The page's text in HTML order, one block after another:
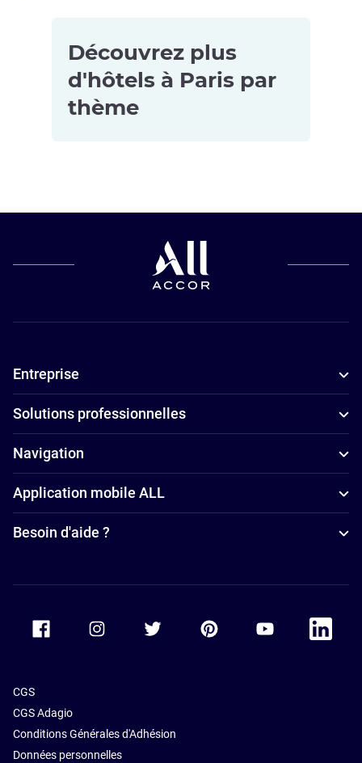
Découvrez plus
d'hôtels à Paris par
thème
les petits
Paris
Hôtels
adaptés aux
familles à
Paris
Hôtels avec
spa à Paris
Hôtels avec
Hôtels avec
piscine à
Hôtels de
d’affaires à
Paris
petit-déjeuner
à Paris
Appart'hôtels
Entreprise
Solutions professionnelles
Navigation
Application mobile ALL
Besoin d'aide ?
Accor Youtube
Accor
CGS
CGS Adagio
Conditions Générales d'Adhésion
Données personnelles